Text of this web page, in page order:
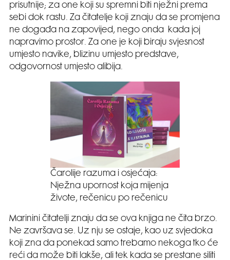
prisutnije; za one koji su spremni biti nježni prema
sebi dok rastu. Za čitatelje koji znaju da se promjena
ne događa na zapovijed, nego onda kada joj
napravimo prostor. Za one je koji biraju svjesnost
umjesto navike, blizinu umjesto predstave,
odgovornost umjesto alibija.
Čarolije razuma i osjećaja:
Nježna upornost koja mijenja
živote, rečenicu po rečenicu
Marinini čitatelji znaju da se ova knjiga ne čita brzo.
Ne završava se. Uz nju se ostaje, kao uz svjedoka
koji zna da ponekad samo trebamo nekoga tko će
reći da može biti lakše, ali tek kada se prestane siliti